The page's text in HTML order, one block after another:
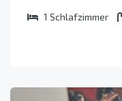
1 Schlafzimmer